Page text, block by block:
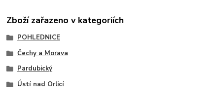
Zboží zařazeno v kategoriích
POHLEDNICE
Čechy a Morava
Pardubický
Ústí nad Orlicí